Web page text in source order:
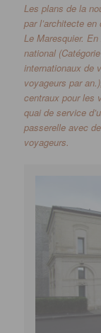
Les plans de la
par l’architecte
LeMaresquier. En
national
internationaux de
voyageurs par an.)
centraux pour les
quai de service
passerelle avec
voyageurs.